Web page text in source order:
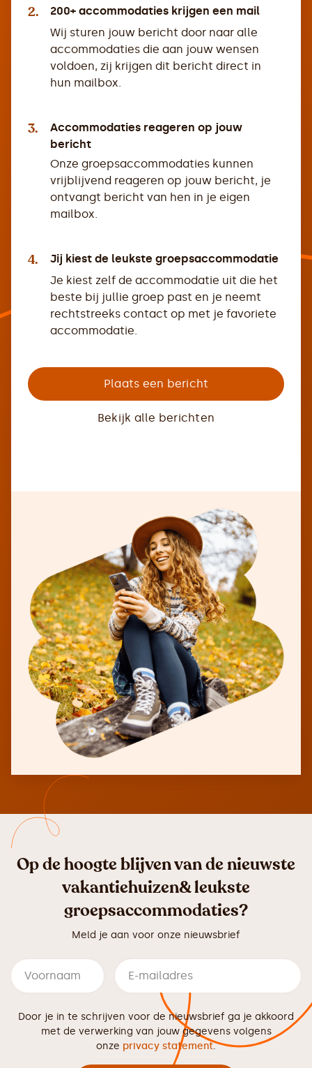
2.
200+ accommodaties krijgen een mail
Wij sturen jouw bericht door naar alle
accommodaties die aan jouw wensen
voldoen, zij krijgen dit bericht direct in
hun mailbox.
3.
Accommodaties reageren op jouw
bericht
Onze groepsaccommodaties kunnen
vrijblijvend reageren op jouw bericht, je
ontvangt bericht van hen in je eigen
mailbox.
4.
Jij kiest de leukste groepsaccommodatie
Je kiest zelf de accommodatie uit die het
beste bij jullie groep past en je neemt
rechtstreeks contact op met je favoriete
accommodatie.
Plaats een bericht
Bekijk alle berichten
Op de hoogte blijven van de nieuwste
vakantiehuizen& leukste
groepsaccommodaties?
Meld je aan voor onze nieuwsbrief
Door je in te schrijven voor de nieuwsbrief ga je akkoord
met de verwerking van jouw gegevens volgens
onze privacy statement.